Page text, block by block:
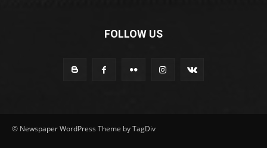
FOLLOW US
© Newspaper WordPress Theme by TagDiv